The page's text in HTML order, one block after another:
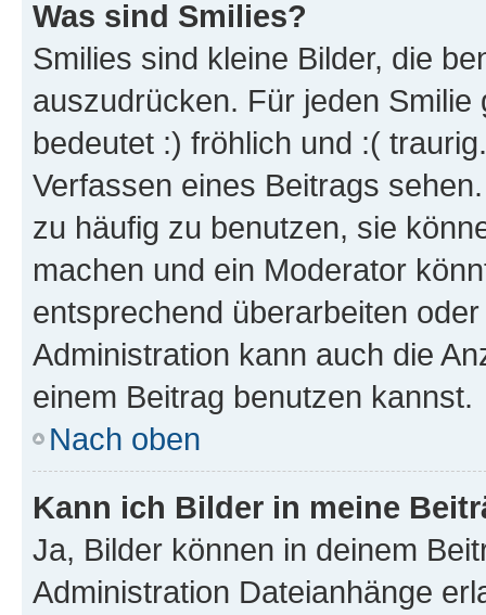
Was sind Smilies?
Smilies sind kleine Bilder, die
auszudrücken. Für jeden
bedeutet :) fröhlich und :(
Verfassen eines Beitrags
zu häufig zu benutzen, sie
machen und ein Moderator
entsprechend überarbeiten
Administration kann auch die
einem Beitrag benutzen kannst.
Nach oben
Kann ich Bilder in meine
Ja, Bilder können in deinem
Administration Dateianhänge